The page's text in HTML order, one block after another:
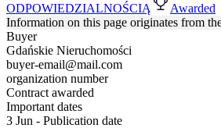
ODPOWIEDZIALNOŚCIĄ
Awarded
Information on this page originates from
Buyer
Gdańskie Nieruchomości
buyer-email@mail.com
organization number
Contract awarded
Important dates
3 Jun - Publication date